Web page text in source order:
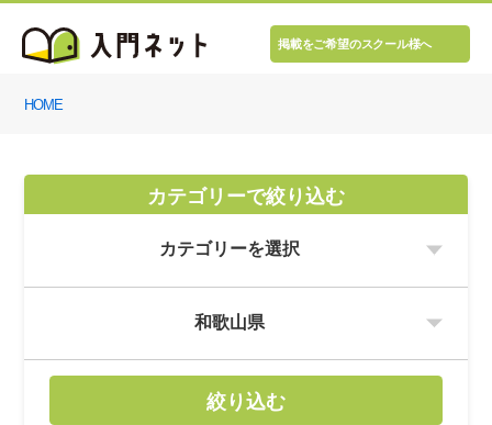
掲載をご希望のスクール様へ
HOME
カテゴリーで絞り込む
絞り込む